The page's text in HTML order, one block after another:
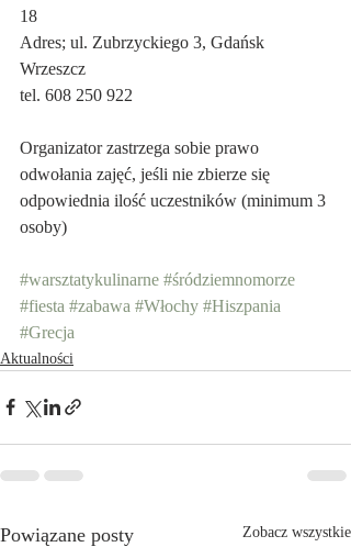
18
Adres; ul. Zubrzyckiego 3, Gdańsk
Wrzeszcz
tel. 608 250 922
Organizator zastrzega sobie prawo
odwołania zajęć, jeśli nie zbierze się
odpowiednia ilość uczestników (minimum 3
osoby)
#warsztatykulinarne #śródziemnomorze
#fiesta #zabawa #Włochy #Hiszpania
#Grecja
Aktualności
Powiązane posty Zobacz wszystkie